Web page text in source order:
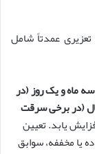
عمدتاً شامل
سه ماه و یک روز (در
(در برخی سرقت
یابد. تعیین
مخففه، سوابق